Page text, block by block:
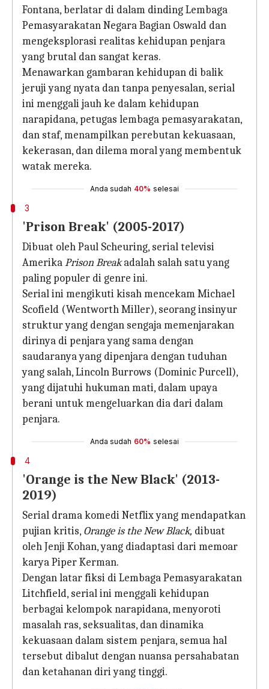
Fontana, berlatar di dalam dinding Lembaga
Pemasyarakatan Negara Bagian Oswald dan
mengeksplorasi realitas kehidupan penjara
yang brutal dan sangat keras.
Menawarkan gambaran kehidupan di balik
jeruji yang nyata dan tanpa penyesalan, serial
ini menggali jauh ke dalam kehidupan
narapidana, petugas lembaga pemasyarakatan,
dan staf, menampilkan perebutan kekuasaan,
kekerasan, dan dilema moral yang membentuk
watak mereka.
Anda sudah 40% selesai
3
'Prison Break' (2005-2017)
Dibuat oleh Paul Scheuring, serial televisi
AmerikaPrison Breakadalah salah satu yang
paling populer di genre ini.
Serial ini mengikuti kisah mencekam Michael
Scofield (Wentworth Miller), seorang insinyur
struktur yang dengan sengaja memenjarakan
dirinya di penjara yang sama dengan
saudaranya yang dipenjara dengan tuduhan
yang salah, Lincoln Burrows (Dominic Purcell),
yang dijatuhi hukuman mati, dalam upaya
berani untuk mengeluarkan dia dari dalam
penjara.
Anda sudah 60% selesai
4
'Orange is the New Black' (2013-
2019)
Serial drama komedi Netflix yang mendapatkan
pujian kritis, Orange is the New Black, dibuat
oleh Jenji Kohan, yang diadaptasi dari memoar
karya Piper Kerman.
Dengan latar fiksi di Lembaga Pemasyarakatan
Litchfield, serial ini menggali kehidupan
berbagai kelompok narapidana, menyoroti
masalah ras, seksualitas, dan dinamika
kekuasaan dalam sistem penjara, semua hal
tersebut dibalut dengan nuansa persahabatan
dan ketahanan diri yang tinggi.